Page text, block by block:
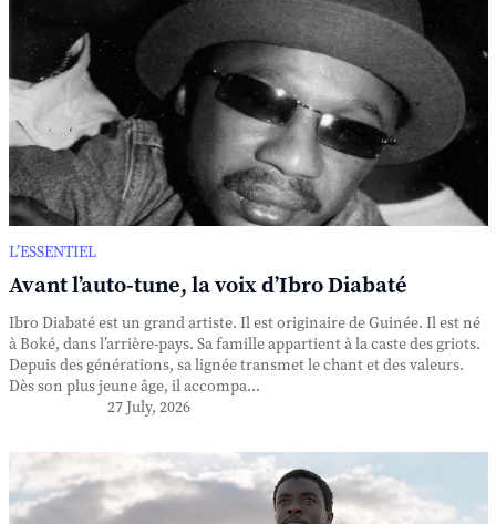
L’ESSENTIEL
Avant l’auto-tune, la voix d’Ibro Diabaté
Ibro Diabaté est un grand artiste. Il est originaire de Guinée. Il est né
à Boké, dans l’arrière-pays. Sa famille appartient à la caste des griots.
Depuis des générations, sa lignée transmet le chant et des valeurs.
Dès son plus jeune âge, il accompa...
27 July, 2026